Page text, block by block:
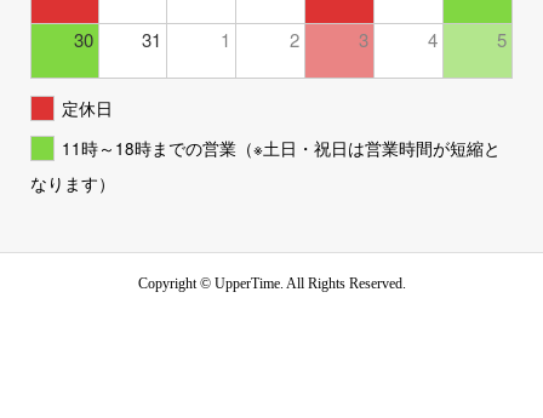
30 31 1 2 3 4 5
定休日
11時～18時までの営業（※土日・祝日は営業時間が短縮と
なります）
Copyright ©UpperTime. All Rights Reserved.